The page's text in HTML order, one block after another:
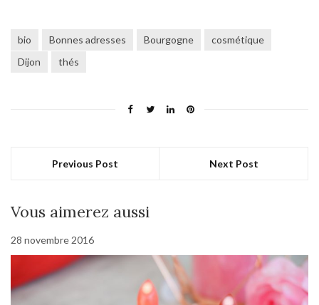
bio Bonnes adresses Bourgogne
cosmétique
Dijon
thés
Previous Post Next Post
Vous aimerez aussi
28 novembre 2016